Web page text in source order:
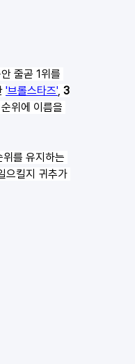
줄곧 1위를
'브롤스타즈', 3
순위에 이름을
를 유지하는
으킬지 귀추가